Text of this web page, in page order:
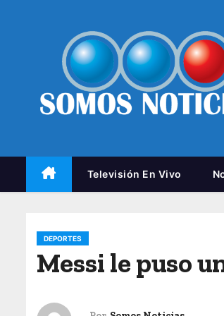
Televisión En Vivo
DEPORTES
Messi le puso